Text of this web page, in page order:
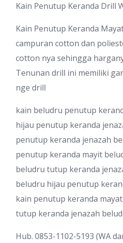
Kain Penutup Keranda Drill
Kain Penutup Keranda
campuran cotton dan
cotton nya sehingga
Tenunan drill ini memiliki
nge drill
kain beludru penutup
hijau penutup keranda
penutup keranda jenazah
penutup keranda mayit
beludru tutup keranda
beludru hijau penutup
kain penutup keranda
tutup keranda jenazah
Hub. 0853-1102-5193 (WA